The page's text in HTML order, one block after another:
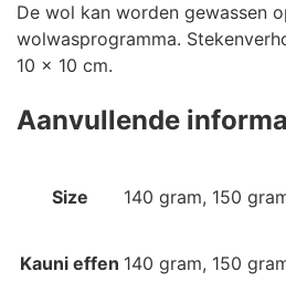
De wol kan worden gewassen
wolwasprogramma.
10 x 10 cm.
Aanvullende
Size 140 gram, 150
Kauni effen 140 gram, 150